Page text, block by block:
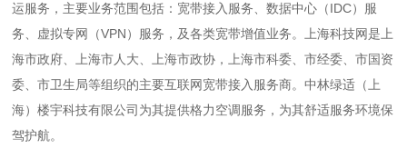
运服务，主要业务范围包括：宽带接入服务、数据中心（IDC）服
务、虚拟专网（VPN）服务，及各类宽带增值业务。上海科技网是上
海市政府、上海市人大、上海市政协，上海市科委、市经委、市国资
委、市卫生局等组织的主要互联网宽带接入服务商。中林绿适（上
海）楼宇科技有限公司为其提供格力空调服务，为其舒适服务环境保
驾护航。